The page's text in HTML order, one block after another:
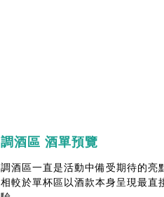
調酒區 酒單預覽
調酒區一直是活動中備受期待的亮
相較於單杯區以酒款本身呈現最直